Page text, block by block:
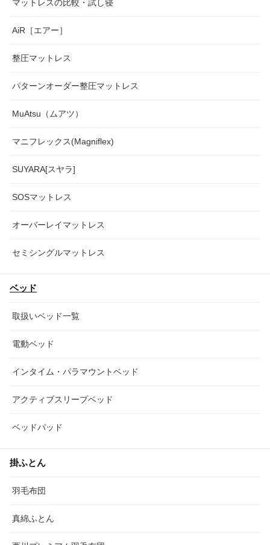
マットレスの比較・試し寝
AiR［エアー］
整圧マットレス
パターンオーダー整圧マットレス
MuAtsu（ムアツ）
マニフレックス(Magniflex)
SUYARA[スヤラ]
SOSマットレス
オーバーレイマットレス
セミシングルマットレス
ベッド
取扱いベッド一覧
電動ベッド
インタイム・パラマウントベッド
アクティブスリープベッド
ベッドパッド
掛ふとん
羽毛布団
真綿ふとん